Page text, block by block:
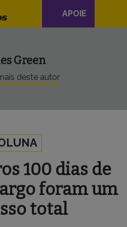
Navegação
principal
APOIE
Green
deste autor
100 dias de
foram um
total